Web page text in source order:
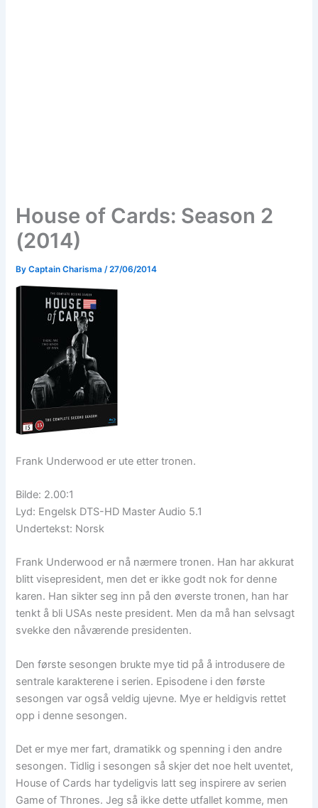
House of Cards: Season 2
(2014)
ByCaptain Charisma /27/06/2014
Frank Underwood er ute etter tronen.
Bilde: 2.00:1
Lyd: Engelsk DTS-HD Master Audio 5.1
Undertekst: Norsk
Frank Underwood er nå nærmere tronen. Han har akkurat
blitt visepresident, men det er ikke godt nok for denne
karen. Han sikter seg inn på den øverste tronen, han har
tenkt å bli USAs neste president. Men da må han selvsagt
svekke den nåværende presidenten.
Den første sesongen brukte mye tid på å introdusere de
sentrale karakterene i serien. Episodene i den første
sesongen var også veldig ujevne. Mye er heldigvis rettet
opp i denne sesongen.
Det er mye mer fart, dramatikk og spenning i den andre
sesongen. Tidlig i sesongen så skjer det noe helt uventet,
House of Cards har tydeligvis latt seg inspirere av serien
Game of Thrones. Jeg så ikke dette utfallet komme, men